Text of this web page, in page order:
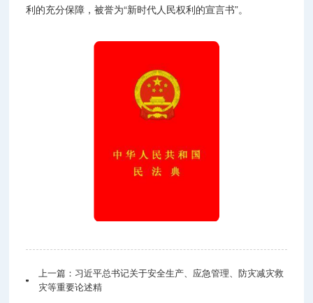
利的充分保障，被誉为“新时代人民权利的宣言书”。
上一篇： 习近平总书记关于安全生产、应急管理、防灾减灾救
灾等重要论述精